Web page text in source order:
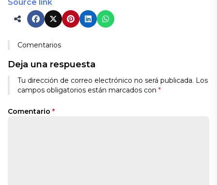
Source link
Comentarios
Deja una respuesta
Tu dirección de correo electrónico no será publicada. Los
campos obligatorios están marcados con *
Comentario *